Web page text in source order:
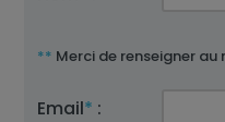
** Merci de renseigner
Email* :